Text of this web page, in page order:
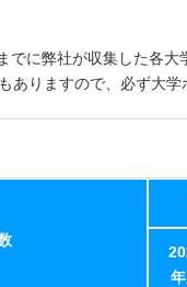
までに弊社が収集した各大
ありますので、必ず大学